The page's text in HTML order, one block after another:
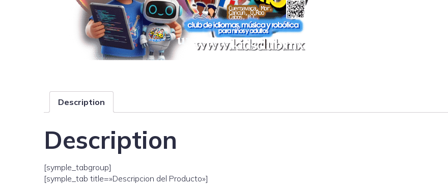
Description
Description
[symple_tabgroup]
[symple_tab title=»Descripcion del Producto»]